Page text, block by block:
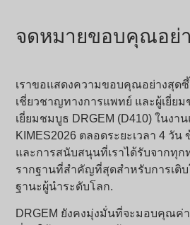
จดหมายขอบคุณอย่า
เราขอแสดงความขอบคุณอย่างสุด
เชี่ยวชาญทางการแพทย์ และผู้เยี่ย
เยี่ยมชมบูธ DRGEM (D410) ในงา
KIMES2026 ตลอดระยะเวลา 4 วั
และการสนับสนุนที่เราได้รับจากทุ
รากฐานที่สำคัญที่สุดสำหรับการเติบ
ฐานะผู้นำระดับโลก.
DRGEM ยังคงมุ่งมั่นที่จะมอบคุณค่